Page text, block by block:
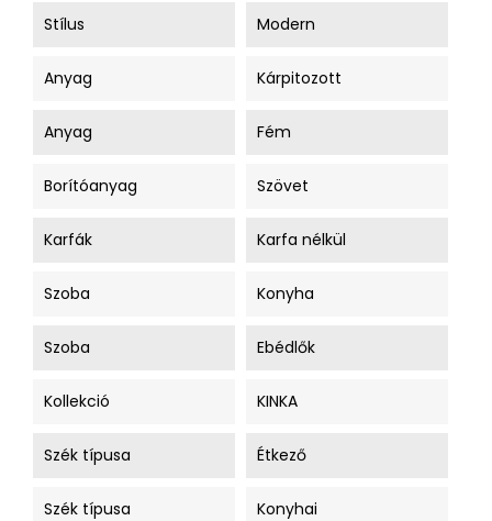
Stílus Modern
Anyag Kárpitozott
Anyag Fém
Borítóanyag Szövet
Karfák Karfa nélkül
Szoba Konyha
Szoba Ebédlők
Kollekció KINKA
Szék típusa Étkező
Szék típusa Konyhai